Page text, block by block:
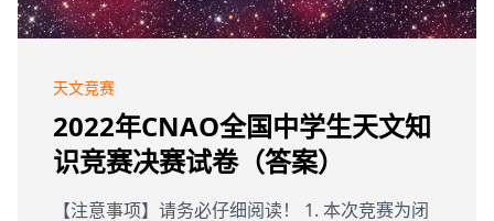
天文竞赛
2022年CNAO全国中学生天文知
识竞赛决赛试卷（答案）
【注意事项】请务必仔细阅读！ 1. 本次竞赛为闭